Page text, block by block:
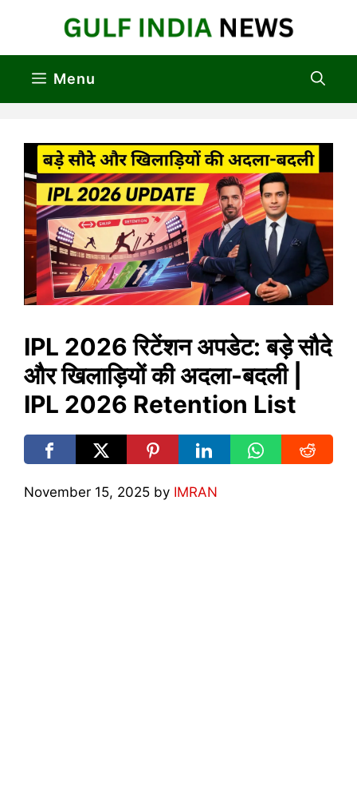
Menu
IPL 2026 रिटेंशन अपडेट: बड़े सौदे
और खिलाड़ियों की अदला-बदली |
IPL 2026 Retention List
November 15, 2025 by IMRAN